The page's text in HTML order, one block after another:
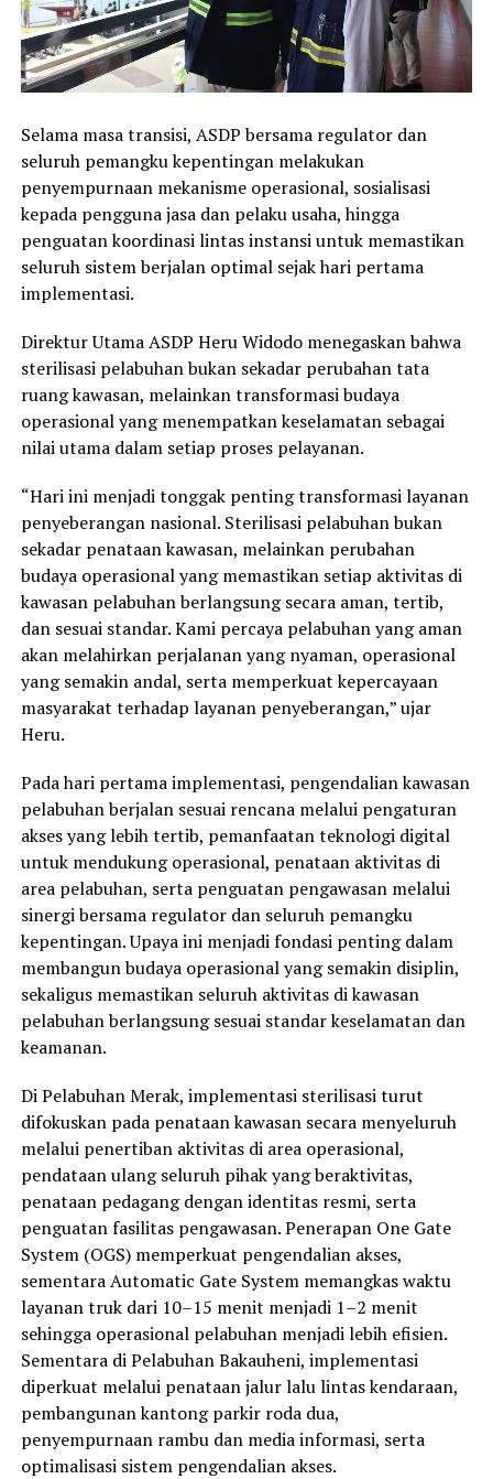
Selama masa transisi, ASDP bersama regulator dan
seluruh pemangku kepentingan melakukan
penyempurnaan mekanisme operasional, sosialisasi
kepada pengguna jasa dan pelaku usaha, hingga
penguatan koordinasi lintas instansi untuk memastikan
seluruh sistem berjalan optimal sejak hari pertama
implementasi.
Direktur Utama ASDP Heru Widodo menegaskan bahwa
sterilisasi pelabuhan bukan sekadar perubahan tata
ruang kawasan, melainkan transformasi budaya
operasional yang menempatkan keselamatan sebagai
nilai utama dalam setiap proses pelayanan.
“Hari ini menjadi tonggak penting transformasi layanan
penyeberangan nasional. Sterilisasi pelabuhan bukan
sekadar penataan kawasan, melainkan perubahan
budaya operasional yang memastikan setiap aktivitas di
kawasan pelabuhan berlangsung secara aman, tertib,
dan sesuai standar. Kami percaya pelabuhan yang aman
akan melahirkan perjalanan yang nyaman, operasional
yang semakin andal, serta memperkuat kepercayaan
masyarakat terhadap layanan penyeberangan,” ujar
Heru.
Pada hari pertama implementasi, pengendalian kawasan
pelabuhan berjalan sesuai rencana melalui pengaturan
akses yang lebih tertib, pemanfaatan teknologi digital
untuk mendukung operasional, penataan aktivitas di
area pelabuhan, serta penguatan pengawasan melalui
sinergi bersama regulator dan seluruh pemangku
kepentingan. Upaya ini menjadi fondasi penting dalam
membangun budaya operasional yang semakin disiplin,
sekaligus memastikan seluruh aktivitas di kawasan
pelabuhan berlangsung sesuai standar keselamatan dan
keamanan.
Di Pelabuhan Merak, implementasi sterilisasi turut
difokuskan pada penataan kawasan secara menyeluruh
melalui penertiban aktivitas di area operasional,
pendataan ulang seluruh pihak yang beraktivitas,
penataan pedagang dengan identitas resmi, serta
penguatan fasilitas pengawasan. Penerapan One Gate
System (OGS) memperkuat pengendalian akses,
sementara Automatic Gate System memangkas waktu
layanan truk dari 10–15 menit menjadi 1–2 menit
sehingga operasional pelabuhan menjadi lebih efisien.
Sementara di Pelabuhan Bakauheni, implementasi
diperkuat melalui penataan jalur lalu lintas kendaraan,
pembangunan kantong parkir roda dua,
penyempurnaan rambu dan media informasi, serta
optimalisasi sistem pengendalian akses.